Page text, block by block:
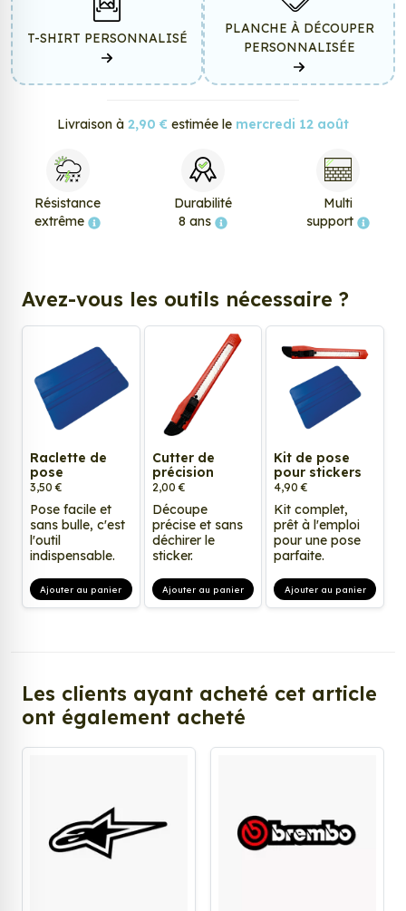
T-SHIRT PERSONNALISÉ
PLANCHE À DÉCOUPER
PERSONNALISÉE
Livraison à 2,90 € estimée le mercredi 12 août
Résistance
extrême
Durabilité
8 ans
Multi
support
Avez-vous les outils nécessaire ?
Raclette de
pose
3,50 €
Pose facile et
sans bulle, c'est
l'outil
indispensable.
Ajouter au panier
Cutter de
précision
2,00 €
Découpe
précise et sans
déchirer le
sticker.
Ajouter au panier
Kit de pose
pour stickers
4,90 €
Kit complet,
prêt à l'emploi
pour une pose
parfaite.
Ajouter au panier
Les clients ayant acheté cet article
ont également acheté